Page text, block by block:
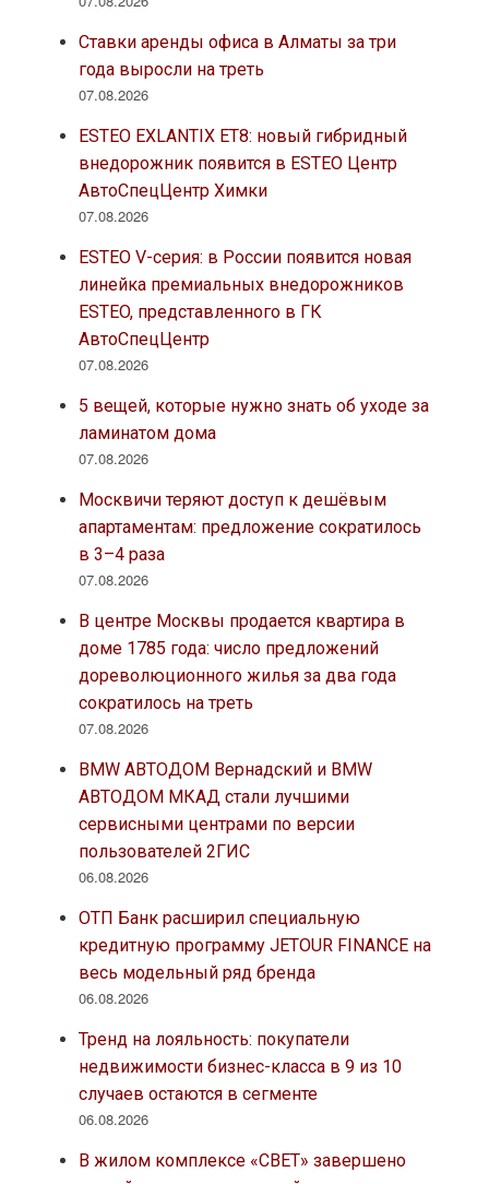
Ставки аренды офиса в Алматы за три
года выросли на треть
07.08.2026
ESTEO EXLANTIX ET8: новый гибридный
внедорожник появится в ESTEO Центр
АвтоСпецЦентр Химки
07.08.2026
ESTEO V-серия: в России появится новая
линейка премиальных внедорожников
ESTEO, представленного в ГК
АвтоСпецЦентр
07.08.2026
5 вещей, которые нужно знать об уходе за
ламинатом дома
07.08.2026
Москвичи теряют доступ к дешёвым
апартаментам: предложение сократилось
в 3–4 раза
07.08.2026
В центре Москвы продается квартира в
доме 1785 года: число предложений
дореволюционного жилья за два года
сократилось на треть
07.08.2026
BMW АВТОДОМ Вернадский и BMW
АВТОДОМ МКАД стали лучшими
сервисными центрами по версии
пользователей 2ГИС
06.08.2026
ОТП Банк расширил специальную
кредитную программу JETOUR FINANCE на
весь модельный ряд бренда
06.08.2026
Тренд на лояльность: покупатели
недвижимости бизнес-класса в 9 из 10
случаев остаются в сегменте
06.08.2026
В жилом комплексе «СВЕТ» завершено